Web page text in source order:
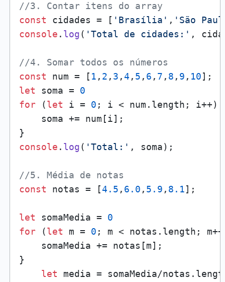
//3. Contar itens do array
const cidades = [ 'Brasília' , 'São
console . log( 'Total de cidades:' ,
//4. Somar todos os números
const num = [ 1 , 2 , 3 ,4 , 5 , 6 , 7 , 8 , 9 , 10
let soma = 0
for (let i = 0 ; i < num. length ; i++)
    soma += num[i];
console . log( 'Total:' , soma);
//5. Média de notas
const notas = [4.5 , 6.0 , 5.9 , 8.1];
let somaMedia = 0
for (let m = 0 ; m < notas. length ;
    somaMedia += notas[m];
}
let media = somaMedia/notas.